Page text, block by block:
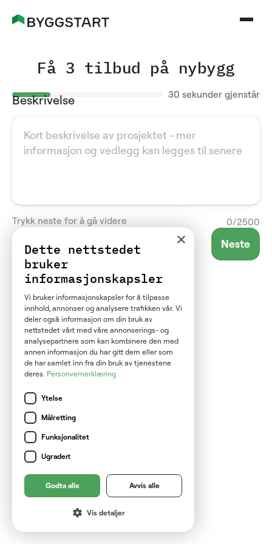
Få 3 tilbud på nybygg
30 sekunder gjenstår
Beskrivelse
0/2500
Trykk neste for å gå videre
Neste
×
Dette nettstedet
bruker
informasjonskapsler
Vi bruker informasjonskapsler for å tilpasse
innhold, annonser og analysere trafikken vår. Vi
deler også informasjon om din bruk av
nettstedet vårt med våre annonserings- og
analysepartnere som kan kombinere den med
annen informasjon du har gitt dem eller som
de har samlet inn fra din bruk av tjenestene
deres. Personvernerklæring
Ytelse
Målretting
Funksjonalitet
Ugradert
Godta alle Avvis alle
Vis detaljer